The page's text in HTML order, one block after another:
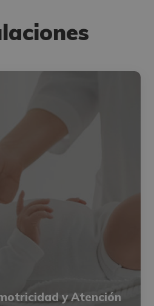
y Atención